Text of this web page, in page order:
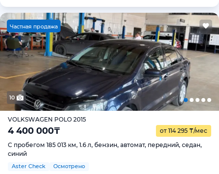
Частная продажа
10
VOLKSWAGEN POLO 2015
4 400 000₸ от 114 295 ₸/мес
С пробегом 185 013 км, 1.6 л, бензин, автомат, передний, седан,
синий
Aster Check Осмотрено